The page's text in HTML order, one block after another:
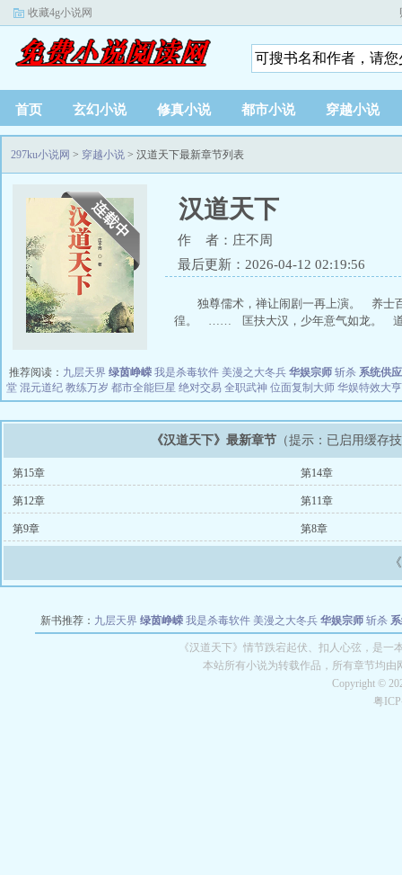
收藏4g小说网
首页 玄幻小说 修真小说 都市小说 穿越小说
297ku小说网 > 穿越小说 > 汉道天下最新章节列表
汉道天下
作 者：庄不周
最后更新：2026-04-12 02:19:56
独尊儒术，禅让闹剧一再上演。 养士
徨。 …… 匡扶大汉，少年意气如龙。 道
推荐阅读： 九层天界 绿茵峥嵘 我是杀毒软件 美漫之大冬兵 华娱宗师 斩杀 系统供
堂 混元道纪 教练万岁 都市全能巨星 绝对交易 全职武神 位面复制大师 华娱特效大亨
《汉道天下》最新章节 （提示：已启用缓存
第15章 第14章
第12章 第11章
第9章 第8章
新书推荐： 九层天界 绿茵峥嵘 我是杀毒软件 美漫之大冬兵 华娱宗师 斩杀
教练万岁 都市全能巨星 绝对交易 全职武神 位面复
《汉道天下》情节跌宕起伏、扣人心弦，是
本站所有小说为转载作品，所有章节均
Copyright ©
粤